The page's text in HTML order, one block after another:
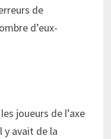
de
d’eux-
joueurs de l’axe
y avait de la